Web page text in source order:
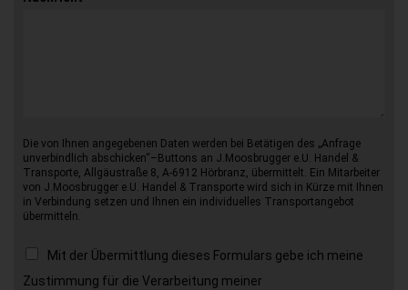
Die von Ihnen angegebenen Daten werden bei Betätigen des „Anfrage
unverbindlich abschicken“–Buttons an J.Moosbrugger e.U. Handel &
Transporte, Allgäustraße 8, A-6912 Hörbranz, übermittelt. Ein Mitarbeiter
von J.Moosbrugger e.U. Handel & Transporte wird sich in Kürze mit Ihnen
in Verbindung setzen und Ihnen ein individuelles Transportangebot
übermitteln.
Mit der Übermittlung dieses Formulars gebe ich meine
Zustimmung für die Verarbeitung meiner